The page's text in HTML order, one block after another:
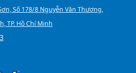
Số 178/8 Nguyễn Văn Thương,
TP. Hồ Chí Minh